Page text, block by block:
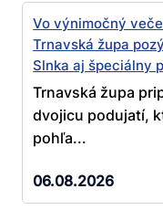
Vo výnimočný
Trnavská župa
Slnka aj špeciálny
Trnavská župa
dvojicu podujatí,
pohľa...
06.08.2026